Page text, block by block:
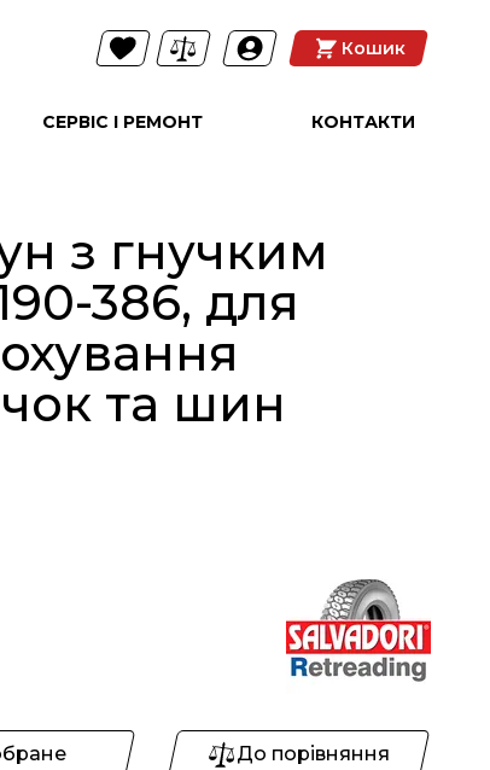
Кошик
СЕРВІС І РЕМОНТ КОНТАКТИ
з гнучким
386, для
та шин
До порівняння